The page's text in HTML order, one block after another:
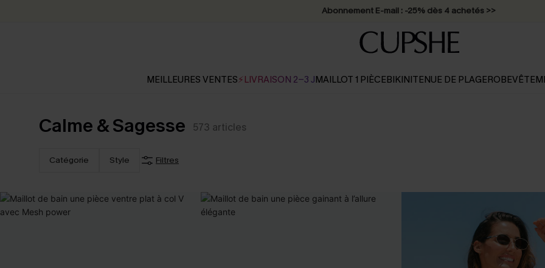
Abonnement E-mail : -25% dès 4 achetés >>
MEILLEURES VENTES⚡LIVRAISON 2-3 JMAILLOT 1 PIÈCEBIKINITENUE DE PLAGEROBE
Calme & Sagesse 573 articles
Catégorie Style Filtres